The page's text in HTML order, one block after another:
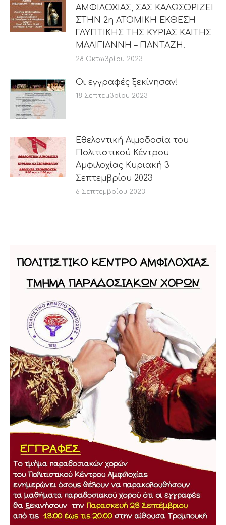
ΑΜΦΙΛΟΧΙΑΣ, ΣΑΣ ΚΑΛΩΣΟΡΙΖΕΙ
ΣΤΗΝ 2η ΑΤΟΜΙΚΗ ΕΚΘΕΣΗ
ΓΛΥΠΤΙΚΗΣ ΤΗΣ ΚΥΡΙΑΣ ΚΑΙΤΗΣ
ΜΑΛΙΓΙΑΝΝΗ – ΠΑΝΤΑΖΗ.
28 Οκτωβρίου 2023
Οι εγγραφές ξεκίνησαν!
18 Σεπτεμβρίου 2023
Εθελοντική Αιμοδοσία του
Πολιτιστικού Κέντρου
Αμφιλοχίας Κυριακή 3
Σεπτεμβρίου 2023
6 Σεπτεμβρίου 2023